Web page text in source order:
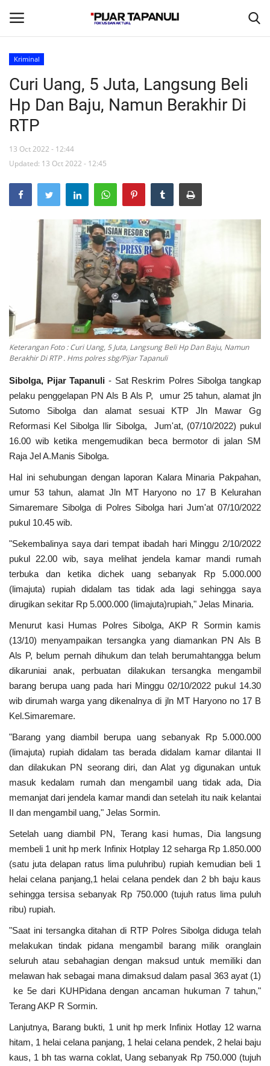
Beranda
Daerah
Olahraga
Birokrasi
Nasional
Kesehatan
Foto
Kriminal
Curi Uang, 5 Juta, Langsung Beli
Hp Dan Baju, Namun Berakhir Di
RTP
13 Oct 2022 - 12:44
Updated: 13 Oct 2022 - 12:45
Keterangan Foto : Curi Uang, 5 Juta, Langsung Beli Hp Dan Baju, Namun
Berakhir Di RTP . Hms polres sbg/Pijar Tapanuli
Sibolga, Pijar Tapanuli - Sat Reskrim Polres Sibolga tangkap
pelaku penggelapan PN Als B Als P, umur 25 tahun, alamat jln
Sutomo Sibolga dan alamat sesuai KTP Jln Mawar Gg
Reformasi Kel Sibolga Ilir Sibolga, Jum'at, (07/10/2022) pukul
16.00 wib ketika mengemudikan beca bermotor di jalan SM
Raja Jel A.Manis Sibolga.
Hal ini sehubungan dengan laporan Kalara Minaria Pakpahan,
umur 53 tahun, alamat Jln MT Haryono no 17 B Kelurahan
Simaremare Sibolga di Polres Sibolga hari Jum'at 07/10/2022
pukul 10.45 wib.
"Sekembalinya saya dari tempat ibadah hari Minggu 2/10/2022
pukul 22.00 wib, saya melihat jendela kamar mandi rumah
terbuka dan ketika dichek uang sebanyak Rp 5.000.000
(limajuta) rupiah didalam tas tidak ada lagi sehingga saya
dirugikan sekitar Rp 5.000.000 (limajuta)rupiah," Jelas Minaria.
Menurut kasi Humas Polres Sibolga, AKP R Sormin kamis
(13/10) menyampaikan tersangka yang diamankan PN Als B
Als P, belum pernah dihukum dan telah berumahtangga belum
dikaruniai anak, perbuatan dilakukan tersangka mengambil
barang berupa uang pada hari Minggu 02/10/2022 pukul 14.30
wib dirumah warga yang dikenalnya di jln MT Haryono no 17 B
Kel.Simaremare.
"Barang yang diambil berupa uang sebanyak Rp 5.000.000
(limajuta) rupiah didalam tas berada didalam kamar dilantai II
dan dilakukan PN seorang diri, dan Alat yg digunakan untuk
masuk kedalam rumah dan mengambil uang tidak ada, Dia
memanjat dari jendela kamar mandi dan setelah itu naik kelantai
II dan mengambil uang," Jelas Sormin.
Setelah uang diambil PN, Terang kasi humas, Dia langsung
membeli 1 unit hp merk Infinix Hotplay 12 seharga Rp 1.850.000
(satu juta delapan ratus lima puluhribu) rupiah kemudian beli 1
helai celana panjang,1 helai celana pendek dan 2 bh baju kaus
sehingga tersisa sebanyak Rp 750.000 (tujuh ratus lima puluh
ribu) rupiah.
"Saat ini tersangka ditahan di RTP Polres Sibolga diduga telah
melakukan tindak pidana mengambil barang milik oranglain
seluruh atau sebahagian dengan maksud untuk memiliki dan
melawan hak sebagai mana dimaksud dalam pasal 363 ayat (1)
ke 5e dari KUHPidana dengan ancaman hukuman 7 tahun,"
Terang AKP R Sormin.
Lanjutnya, Barang bukti, 1 unit hp merk Infinix Hotlay 12 warna
hitam, 1 helai celana panjang, 1 helai celana pendek, 2 helai baju
kaus, 1 bh tas warna coklat, Uang sebanyak Rp 750.000 (tujuh